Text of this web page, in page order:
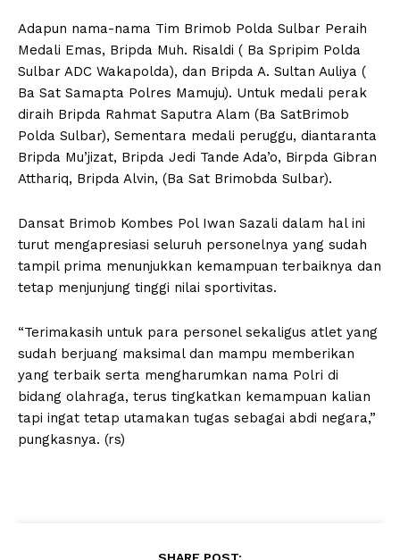
Adapun nama-nama Tim Brimob Polda Sulbar Peraih
Medali Emas, Bripda Muh. Risaldi ( Ba Spripim Polda
Sulbar ADC Wakapolda), dan Bripda A. Sultan Auliya (
Ba Sat Samapta Polres Mamuju). Untuk medali perak
diraih Bripda Rahmat Saputra Alam (Ba SatBrimob
Polda Sulbar), Sementara medali peruggu, diantaranta
Bripda Mu’jizat, Bripda Jedi Tande Ada’o, Birpda Gibran
Atthariq, Bripda Alvin, (Ba Sat Brimobda Sulbar).
Dansat Brimob Kombes Pol Iwan Sazali dalam hal ini
turut mengapresiasi seluruh personelnya yang sudah
tampil prima menunjukkan kemampuan terbaiknya dan
tetap menjunjung tinggi nilai sportivitas.
“Terimakasih untuk para personel sekaligus atlet yang
sudah berjuang maksimal dan mampu memberikan
yang terbaik serta mengharumkan nama Polri di
bidang olahraga, terus tingkatkan kemampuan kalian
tapi ingat tetap utamakan tugas sebagai abdi negara,”
pungkasnya. (rs)